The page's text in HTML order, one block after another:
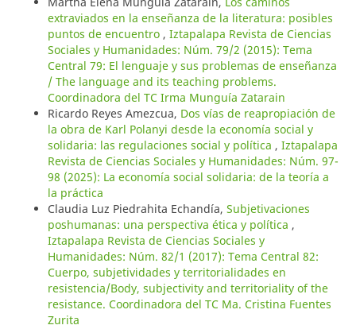
extraviados en la enseñanza de la literatura: posibles
puntos de encuentro , Iztapalapa Revista de Ciencias
Sociales y Humanidades: Núm. 79/2 (2015): Tema
Central 79: El lenguaje y sus problemas de enseñanza
/ The language and its teaching problems.
Coordinadora del TC Irma Munguía Zatarain
Ricardo Reyes Amezcua, Dos vías de reapropiación de
la obra de Karl Polanyi desde la economía social y
solidaria: las regulaciones social y política , Iztapalapa
Revista de Ciencias Sociales y Humanidades: Núm. 97-
98 (2025): La economía social solidaria: de la teoría a
la práctica
Claudia Luz Piedrahita Echandía, Subjetivaciones
poshumanas: una perspectiva ética y política ,
Iztapalapa Revista de Ciencias Sociales y
Humanidades: Núm. 82/1 (2017): Tema Central 82:
Cuerpo, subjetividades y territorialidades en
resistencia/Body, subjectivity and territoriality of the
resistance. Coordinadora del TC Ma. Cristina Fuentes
Zurita